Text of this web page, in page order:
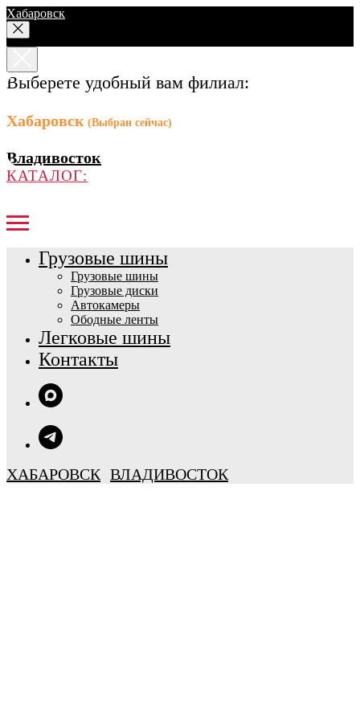
Хабаровск
Выберете удобный вам филиал:
Хабаровск (Выбран сейчас)
Владивосток
КАТАЛОГ:
Грузовые шины
Грузовые шины
Грузовые диски
Автокамеры
Ободные ленты
Легковые шины
Контакты
ХАБАРОВСК ВЛАДИВОСТОК